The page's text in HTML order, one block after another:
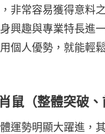
非常容易獲得意料
興趣與專業特長進
個人優勢，就能輕
鼠（整體突破、
運勢明顯大躍進，